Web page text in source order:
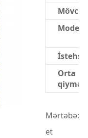
Model:
Orta
qiymət:
Mərtəbə:
et